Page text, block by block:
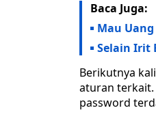
Baca Juga:
Mau
Selain Irit
Berikutnya
aturan terkait.
password